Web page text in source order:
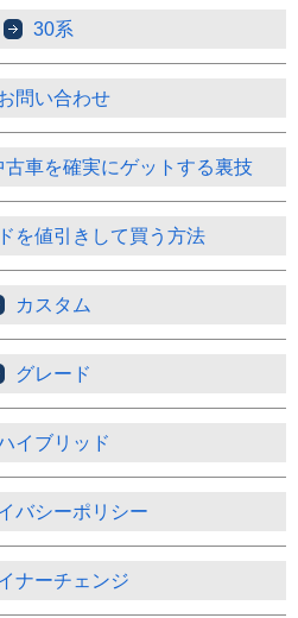
30系
問い合わせ
車を確実にゲットする裏技
を値引きして買う方法
カスタム
グレード
イブリッド
バシーポリシー
ナーチェンジ